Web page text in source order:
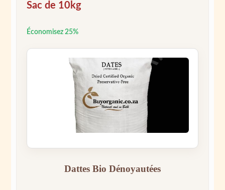
Sac de 10kg
Économisez 25%
Dattes Bio Dénoyautées